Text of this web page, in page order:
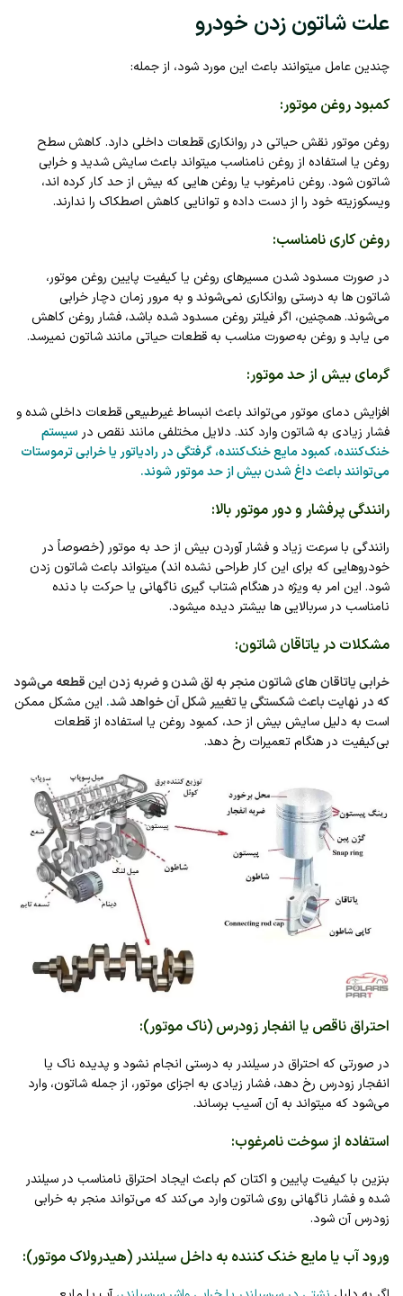
علت شاتون زدن خودرو
چندین عامل میتوانند باعث این مورد شود، از جمله:
کمبود روغن موتور:
روغن موتور نقش حیاتی در روانکاری قطعات داخلی دارد. کاهش سطح
روغن یا استفاده از روغن نامناسب میتواند باعث سایش شدید و خرابی
شاتون شود. روغن نامرغوب یا روغن‌ هایی که بیش از حد کار کرده‌ اند،
ویسکوزیته خود را از دست داده و توانایی کاهش اصطکاک را ندارند.
روغن‌ کاری نامناسب:
در صورت مسدود شدن مسیرهای روغن یا کیفیت پایین روغن موتور،
شاتون‌ ها به درستی روانکاری نمی‌شوند و به مرور زمان دچار خرابی
می‌شوند. همچنین، اگر فیلتر روغن مسدود شده باشد، فشار روغن کاهش
می‌ یابد و روغن به‌صورت مناسب به قطعات حیاتی مانند شاتون نمیرسد.
گرمای بیش از حد موتور:
افزایش دمای موتور می‌تواند باعث انبساط غیرطبیعی قطعات داخلی شده و
فشار زیادی به شاتون وارد کند. دلایل مختلفی مانند نقص در سیستم
خنک‌کننده، کمبود مایع خنک‌کننده، گرفتگی در رادیاتور یا خرابی ترموستات
می‌توانند باعث داغ شدن بیش از حد موتور شوند.
رانندگی پرفشار و دور موتور بالا:
رانندگی با سرعت زیاد و فشار آوردن بیش از حد به موتور (خصوصاً در
خودروهایی که برای این کار طراحی نشده‌ اند) میتواند باعث شاتون زدن
شود. این امر به ویژه در هنگام شتاب‌ گیری ناگهانی یا حرکت با دنده
نامناسب در سربالایی‌ ها بیشتر دیده میشود.
مشکلات در یاتاقان شاتون:
خرابی یاتاقان‌ های شاتون منجر به لق شدن و ضربه زدن این قطعه می‌شود
که در نهایت باعث شکستگی یا تغییر شکل آن خواهد شد. این مشکل ممکن
است به دلیل سایش بیش از حد، کمبود روغن یا استفاده از قطعات
بی‌کیفیت در هنگام تعمیرات رخ دهد.
احتراق ناقص یا انفجار زودرس (ناک موتور):
در صورتی که احتراق در سیلندر به‌ درستی انجام نشود و پدیده ناک یا
انفجار زودرس رخ دهد، فشار زیادی به اجزای موتور، از جمله شاتون، وارد
می‌شود که میتواند به آن آسیب برساند.
استفاده از سوخت نامرغوب:
بنزین با کیفیت پایین و اکتان کم باعث ایجاد احتراق نامناسب در سیلندر
شده و فشار ناگهانی روی شاتون وارد می‌کند که می‌تواند منجر به خرابی
زودرس آن شود.
ورود آب یا مایع خنک‌ کننده به داخل سیلندر (هیدرولاک موتور):